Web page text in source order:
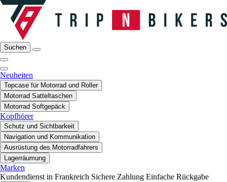
Suchen
Neuheiten
Topcase für Motorrad und Roller
Motorrad Satteltaschen
Motorrad Softgepäck
Kopfhörer
Schutz und Sichtbarkeit
Navigation und Kommunikation
Ausrüstung des Motorradfahrers
Lagerräumung
Marken
Kundendienst in Frankreich Sichere Zahlung Einfache Rückgabe